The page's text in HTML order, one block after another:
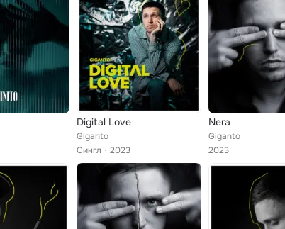
Digital Love
Giganto
Сингл
2023
Nera
Giganto
2023